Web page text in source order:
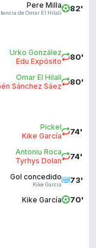
82'
Pere Milla
de Omar El Hilali
80'
Urko González
Edu Expósito
80'
Omar El Hilali
Sánchez Sáez
74'
Pickel
Kike García
74'
Antoniu Roca
Tyrhys Dolan
73'
Gol concedido
Kike García
70'
Kike García